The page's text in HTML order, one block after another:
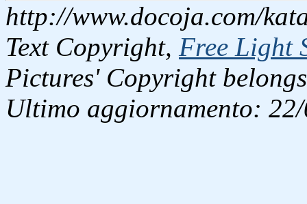
http://www.docoja.com/
Text Copyright, Free Light
Pictures' Copyright
Ultimo aggiornamento: